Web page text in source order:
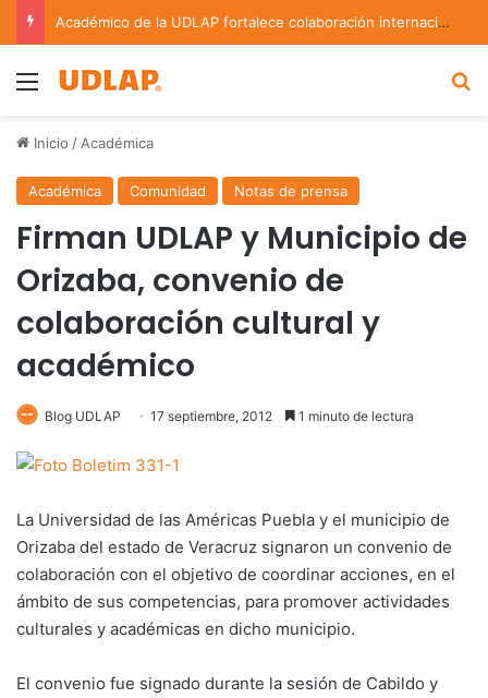
Académico de la UDLAP fortalece colaboración internacional con estancia de investigación en Argentina
Menu
Inicio / Académica
Académica Comunidad Notas de prensa
Firman UDLAP y Municipio de
Orizaba, convenio de
colaboración cultural y
académico
Blog UDLAP 17 septiembre, 2012 1 minuto de lectura
La Universidad de las Américas Puebla y el municipio de
Orizaba del estado de Veracruz signaron un convenio de
colaboración con el objetivo de coordinar acciones, en el
ámbito de sus competencias, para promover actividades
culturales y académicas en dicho municipio.
El convenio fue signado durante la sesión de Cabildo y